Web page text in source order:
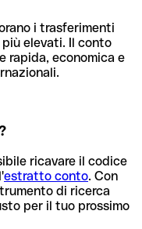
i trasferimenti
elevati. Il conto
rapida, economica e
ricavare il codice
estratto conto. Con
di ricerca
per il tuo prossimo